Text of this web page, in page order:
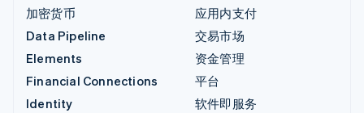
加密货币
Data Pipeline
Elements
Financial Connections
Identity
应用内支付
交易市场
资金管理
平台
软件即服务